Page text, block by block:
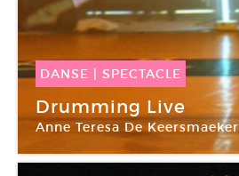
DANSE | SPECTACLE
07 Avr -11 Avr 2015
Drumming Live
Anne Teresa De Keersmaeker
Opéra de Lyon